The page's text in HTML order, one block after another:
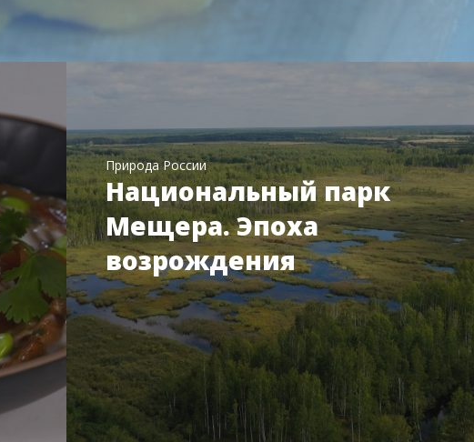
Природа России
Национальный парк
Мещера. Эпоха
возрождения